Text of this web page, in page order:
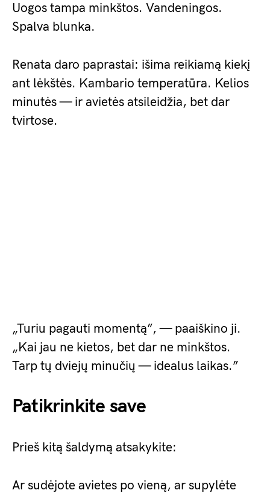
Uogos tampa minkštos. Vandeningos.
Spalva blunka.
Renata daro paprastai: išima reikiamą kiekį
ant lėkštės. Kambario temperatūra. Kelios
minutės — ir avietės atsileidžia, bet dar
tvirtose.
„Turiu pagauti momentą”, — paaiškino ji.
„Kai jau ne kietos, bet dar ne minkštos.
Tarp tų dviejų minučių — idealus laikas.”
Patikrinkite save
Prieš kitą šaldymą atsakykite:
Ar sudėjote avietes po vieną, ar supylėte